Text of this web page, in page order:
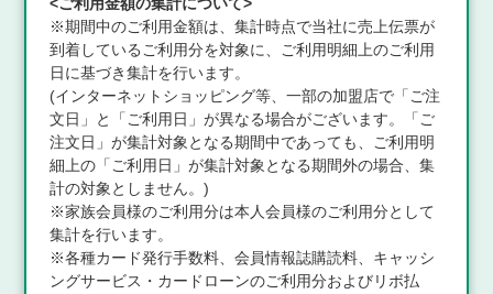
※期間中のご利用金額は、集計時点で当社に売上伝票が
到着しているご利用分を対象に、ご利用明細上のご利用
日に基づき集計を行います。
(インターネットショッピング等、一部の加盟店で「ご注
文日」と「ご利用日」が異なる場合がございます。「ご
注文日」が集計対象となる期間中であっても、ご利用明
細上の「ご利用日」が集計対象となる期間外の場合、集
計の対象としません。)
※家族会員様のご利用分は本人会員様のご利用分として
集計を行います。
※各種カード発行手数料、会員情報誌購読料、キャッシ
ングサービス・カードローンのご利用分およびリボ払